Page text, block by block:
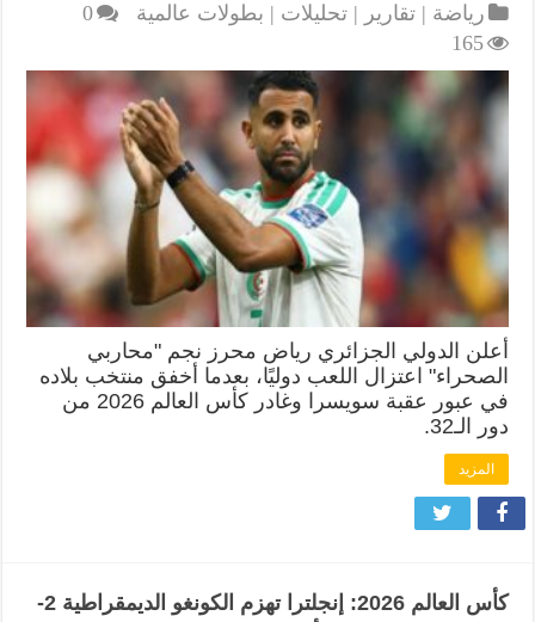
رياضة | تقارير | تحليلات | بطولات عالمية
0
165
أعلن الدولي الجزائري رياض محرز نجم "محاربي
الصحراء" اعتزال اللعب دوليًا، بعدما أخفق منتخب بلاده
في عبور عقبة سويسرا وغادر كأس العالم 2026 من
دور الـ32.
المزيد
كأس العالم 2026: إنجلترا تهزم الكونغو الديمقراطية 2-